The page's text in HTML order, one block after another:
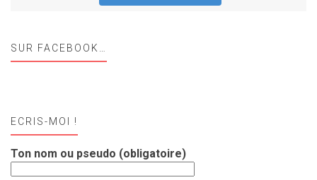
SUR FACEBOOK…
ECRIS-MOI !
Ton nom ou pseudo (obligatoire)